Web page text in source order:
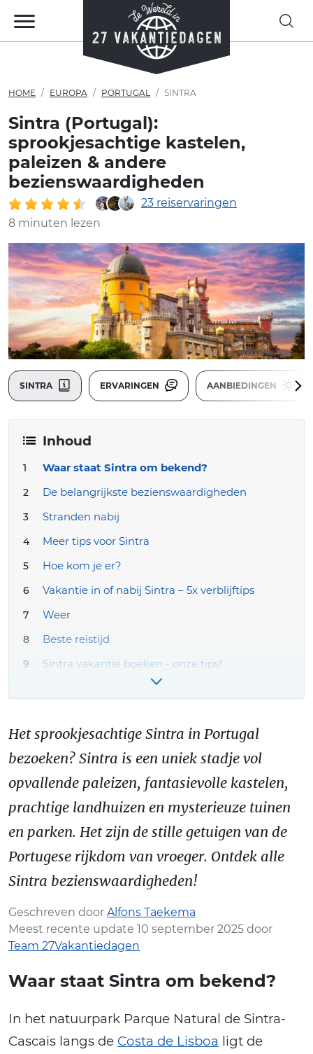
HOME EUROPA PORTUGAL SINTRA
Sintra (Portugal):
sprookjesachtige kastelen,
paleizen & andere
bezienswaardigheden
23 reiservaringen
8 minuten lezen
SINTRA ERVARINGEN AANBIEDINGEN
Inhoud
Waar staat Sintra om bekend?
De belangrijkste bezienswaardigheden
Stranden nabij
Meer tips voor Sintra
Hoe kom je er?
Vakantie in of nabij Sintra – 5x verblijftips
Weer
Beste reistijd
Sintra vakantie boeken - onze tips!
Meer Sintra reiservaringen & tips
Het sprookjesachtige Sintra in Portugal
bezoeken? Sintra is een uniek stadje vol
opvallende paleizen, fantasievolle kastelen,
prachtige landhuizen en mysterieuze tuinen
en parken. Het zijn de stille getuigen van de
Portugese rijkdom van vroeger. Ontdek alle
Sintra bezienswaardigheden!
Geschreven door Alfons Taekema
Meest recente update 10 september 2025 door
Team 27Vakantiedagen
Waar staat Sintra om bekend?
In het natuurpark Parque Natural de Sintra-
Cascais langs de Costa de Lisboa ligt de